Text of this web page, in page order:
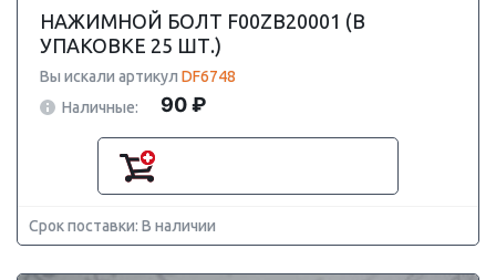
НАЖИМНОЙ БОЛТ F00ZB20001 (В
УПАКОВКЕ 25 ШТ.)
Вы искали артикул DF6748
Наличные:
90 ₽
Срок поставки: В наличии